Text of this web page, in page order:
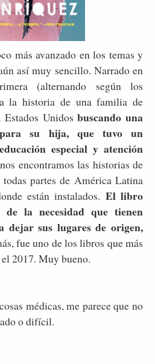
más avanzado en los temas y
así muy sencillo. Narrado en
(alternando según los
la historia de una familia de
Estados Unidosbuscando una
su hija, que tuvo un
especial y atención
encontramos las historias de
partes de América Latina
están instalados. El libro
la necesidad que tienen
dejar sus lugares de origen,
fue uno de los libros que más
2017. Muy bueno.
médicas, me parece que no
o difícil.